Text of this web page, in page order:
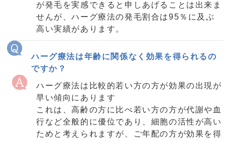
が発毛を実感できると申しあげることは出来ま
せんが、ハーグ療法の発毛割合は95％に及ぶ
高い実績があります。
ハーグ療法は年齢に関係なく効果を得られるの
ですか？
ハーグ療法は比較的若い方の方が効果の出現が
早い傾向にあります
これは、高齢の方に比べ若い方の方が代謝や血
行など全般的に優位であり、細胞の活性が高い
ためと考えられますが、ご年配の方が効果を得